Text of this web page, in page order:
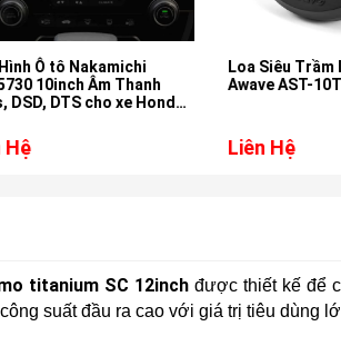
Loa Siêu Trầm Lốp Dự Phòng
Awave AST-10T
Liên Hệ
Bộ Xử
Ô tô
Liên
titanium SC 12inch được thiết kế để
suất đầu ra cao với giá trị tiêu dùng